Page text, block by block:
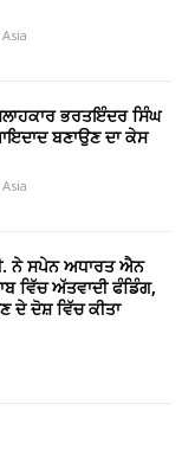
ਭਰਤਇੰਦਰ ਸਿੰਘ
ਬਣਾਉਣ ਦਾ ਕੇਸ
ਨੇ ਸਪੇਨ ਅਧਾਰਤ ਐਨ
ਵਿੱਚ ਅੱਤਵਾਦੀ ਫੰਡਿੰਗ,
ਦੇ ਦੋਸ਼ ਵਿੱਚ ਕੀਤਾ